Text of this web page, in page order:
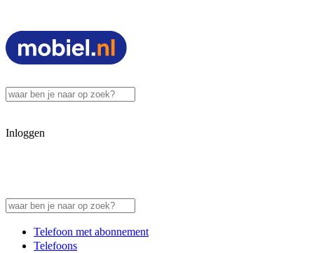
Inloggen
Telefoon met abonnement
Telefoons